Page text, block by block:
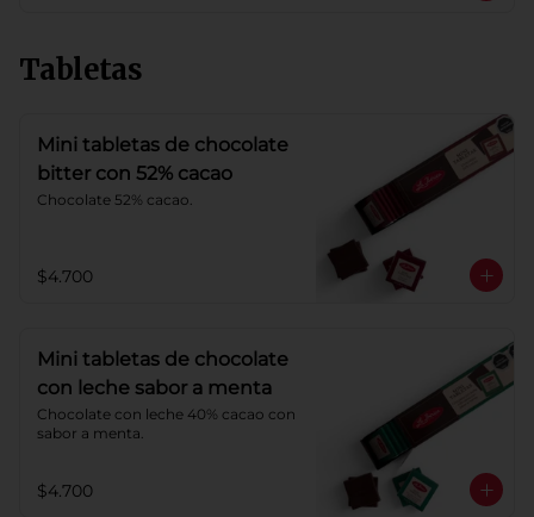
Tabletas
Mini tabletas de chocolate
bitter con 52% cacao
Chocolate 52% cacao.
$4.700
Mini tabletas de chocolate
con leche sabor a menta
Chocolate con leche 40% cacao con
sabor a menta.
$4.700